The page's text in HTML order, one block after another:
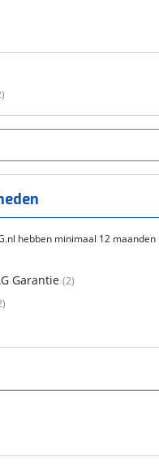
)
hebben minimaal 12 maanden
Garantie (2)
)